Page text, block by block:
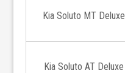
KiaSoluto MT Deluxe
KiaSoluto AT Deluxe